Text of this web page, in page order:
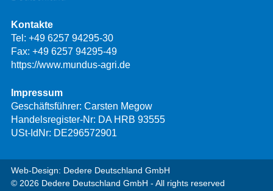
Kontakte
Tel: +49 6257 94295-30
Fax: +49 6257 94295-49
https://www.mundus-agri.de
Impressum
Geschäftsführer: Carsten Megow
Handelsregister-Nr: DA HRB 93555
USt-IdNr: DE296572901
Web-Design: Dedere Deutschland GmbH
© 2026 Dedere Deutschland GmbH - All rights reserved